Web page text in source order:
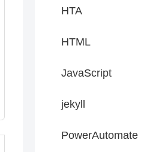
HTA
HTML
JavaScript
jekyll
PowerAutomate